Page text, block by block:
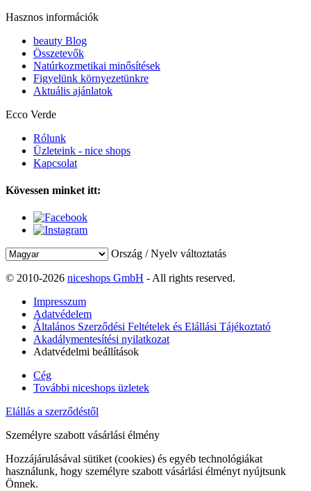
Hasznos információk
beauty Blog
Összetevők
Natúrkozmetikai minősítések
Figyelünk környezetünkre
Aktuális ajánlatok
Ecco Verde
Rólunk
Üzleteink - nice shops
Kapcsolat
Kövessen minket itt:
Ország / Nyelv változtatás
© 2010-2026 niceshops GmbH - All rights reserved.
Impresszum
Adatvédelem
Általános Szerződési Feltételek és Elállási Tájékoztató
Akadálymentesítési nyilatkozat
Adatvédelmi beállítások
Cég
További niceshops üzletek
Elállás a szerződéstől
Személyre szabott vásárlási élmény
Hozzájárulásával sütiket (cookies) és egyéb technológiákat
használunk, hogy személyre szabott vásárlási élményt nyújtsunk
Önnek.